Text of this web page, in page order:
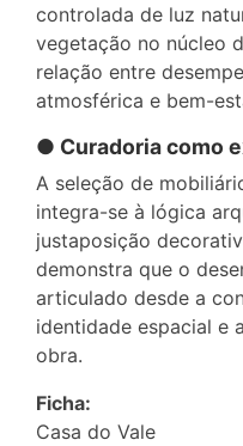
controlada de luz
vegetação no núcleo
relação entre
atmosférica e bem-
● Curadoria como
A seleção de
integra-se à lógica
justaposição
demonstra que o
articulado desde a
identidade espacial e
obra.
Ficha:
Casa do Vale